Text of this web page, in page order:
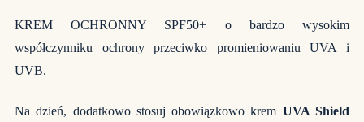
KREM OCHRONNY SPF50+ o bardzo wysokim
współczynniku ochrony przeciwko promieniowaniu UVA i
UVB.
Na dzień, dodatkowo stosuj obowiązkowo krem UVA Shield